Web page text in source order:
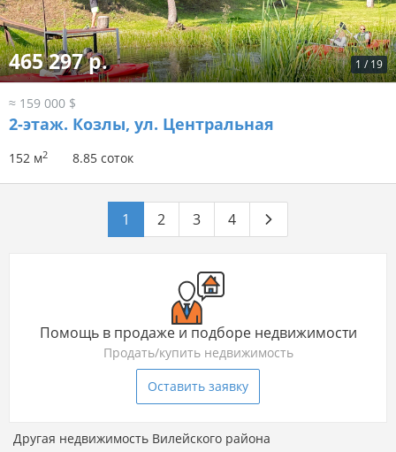
1 / 19
465 297 р.
≈ 159 000 $
2-этаж. Козлы, ул. Центральная
152 м2 8.85 соток
1 2 3 4
Помощь в продаже и подборе недвижимости
Продать/купить недвижимость
Оставить заявку
Другая недвижимость Вилейского района